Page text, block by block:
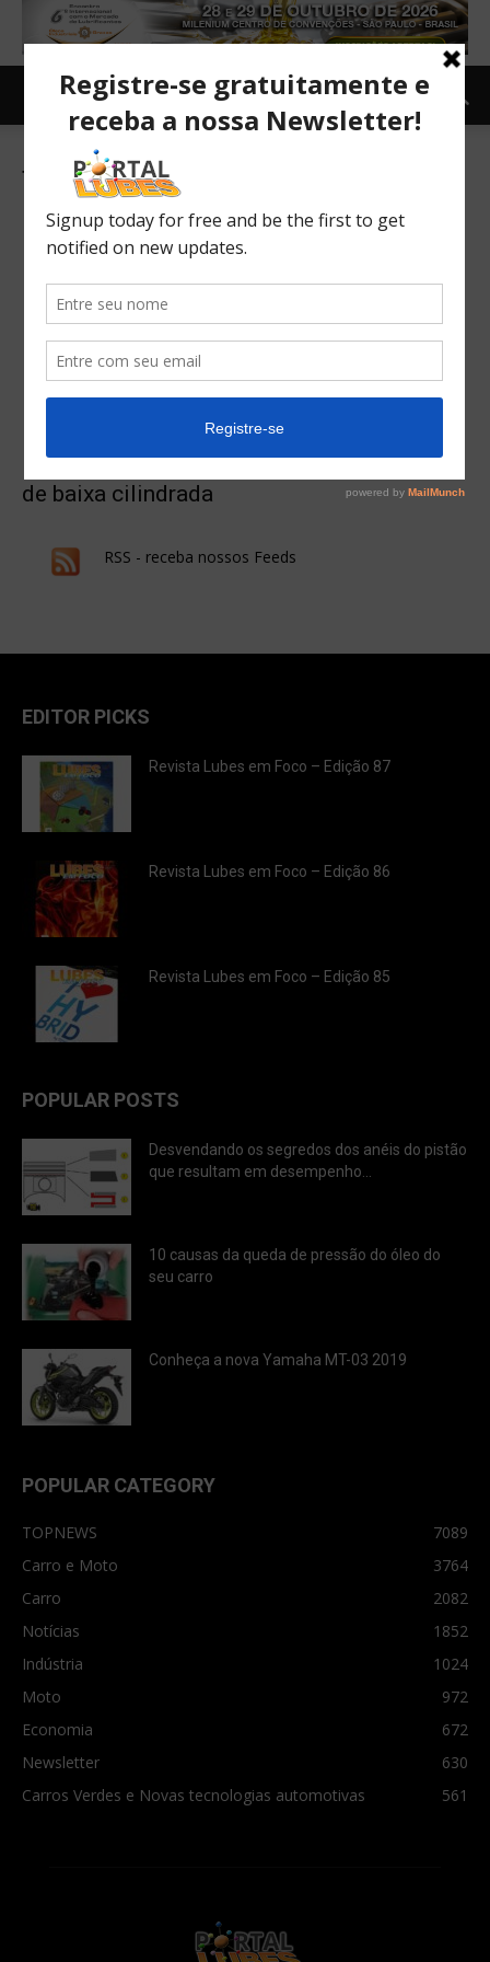
Tag: Linha Zontes 310
de baixa cilindrada
RSS - receba nossos Feeds
EDITOR PICKS
Revista Lubes em Foco – Edição 87
Revista Lubes em Foco – Edição 86
Revista Lubes em Foco – Edição 85
POPULAR POSTS
Desvendando os segredos dos anéis do pistão
que resultam em desempenho...
10 causas da queda de pressão do óleo do
seu carro
Conheça a nova Yamaha MT-03 2019
POPULAR CATEGORY
TOPNEWS
7089
Carro e Moto
3764
Carro
2082
Notícias
1852
Indústria
1024
Moto
972
Economia
672
Newsletter
630
Carros Verdes e Novas tecnologias automotivas
561